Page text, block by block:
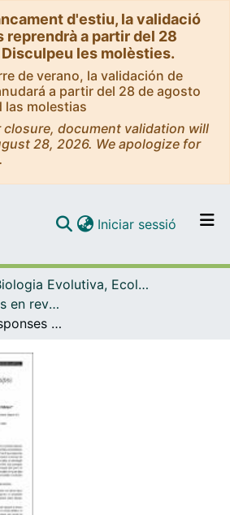
d'estiu, la validació
reprendrà a partir del 28
les molèsties.
de verano, la validación de
a partir del 28 de agosto
las molestias
closure, document validation will
28, 2026. We apologize for
Navega per tot el DD
Iniciar sessió (current)
Biologia Evolutiva, Ecologia i Ciències Ambientals
Articles publicats en revistes (Biologia Evolutiva, Ecologia i Ciències Ambientals)
Physiological responses of Eichhornia crassipes [Mart.] Solms to the combined exposure to excess nutrients and Hg